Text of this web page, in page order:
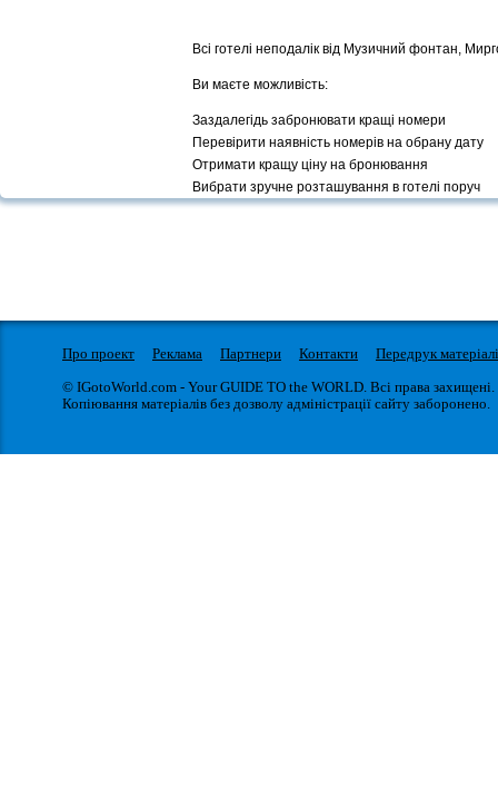
Всі готелі неподалік від Музичний фонтан,
Ви маєте можливість:
Заздалегідь забронювати кращі номери
Перевірити наявність номерів на обрану дату
Отримати кращу ціну на бронювання
Вибрати зручне розташування в готелі поруч
Про проект Реклама Партнери Контакти
Передрук
© IGotoWorld.com - Your GUIDE TO the WORLD. Всі права захищені.
Копіювання матеріалів без дозволу адміністрації сайту заборонено.